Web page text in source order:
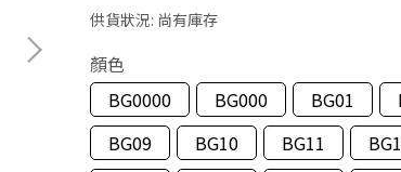
供貨狀況: 尚有庫存
顏色
BG0000
BG000 BG01
BG09
BG10 BG11